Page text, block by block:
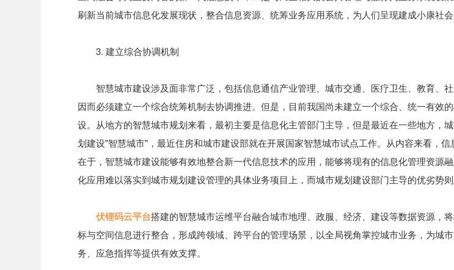
刷新当前城市信息化发展现状，整合信息资源、统筹业务应用系统，为人们呈现建成小康社会
3. 建立综合协调机制
智慧城市建设涉及面非常广泛，包括信息通信产业管理、城市交通、医疗卫生、教育、
因而必须建立一个综合统筹机制去协调推进。但是，目前我国尚未建立一个综合、统一有效
设。从地方的智慧城市规划来看，最初主要是信息化主管部门主导，但是最近在一些地方，
划建设"智慧城市"，最近住房和城市建设部就在开展国家智慧城市试点工作。从内容来看，
在于，智慧城市建设能够有效地整合新一代信息技术的应用，能够将现有的信息化管理资源
化应用难以落实到城市规划建设管理的具体业务项目上，而城市规划建设部门主导的优劣势则
伏锂码云平台搭建的智慧城市运维平台融合城市地理、政服、经济、建设等数据资源，
标与空间信息进行整合，形成跨领域、跨平台的管理场景，以全局视角掌控城市业务，为城
务、应急指挥等提供有效支撑。